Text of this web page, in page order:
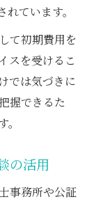
ています。
て初期費用を
スを受けるこ
では気づきに
握できるた
の活用
事務所や公証